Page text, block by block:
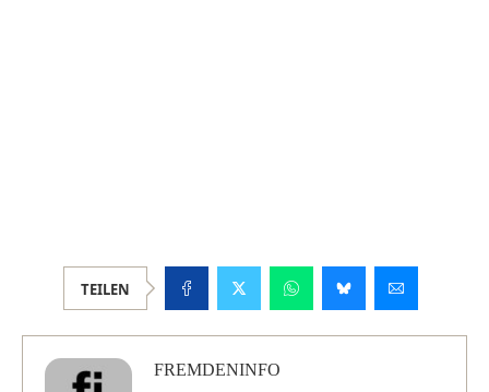
TEILEN
FREMDENINFO